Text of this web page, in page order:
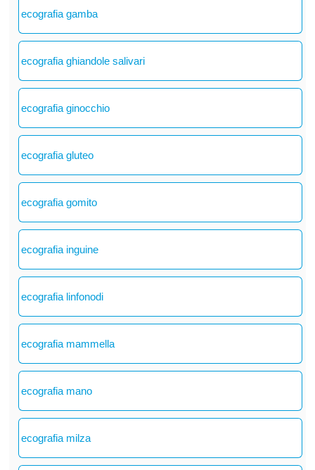
ecografia gamba
ecografia ghiandole salivari
ecografia ginocchio
ecografia gluteo
ecografia gomito
ecografia inguine
ecografia linfonodi
ecografia mammella
ecografia mano
ecografia milza